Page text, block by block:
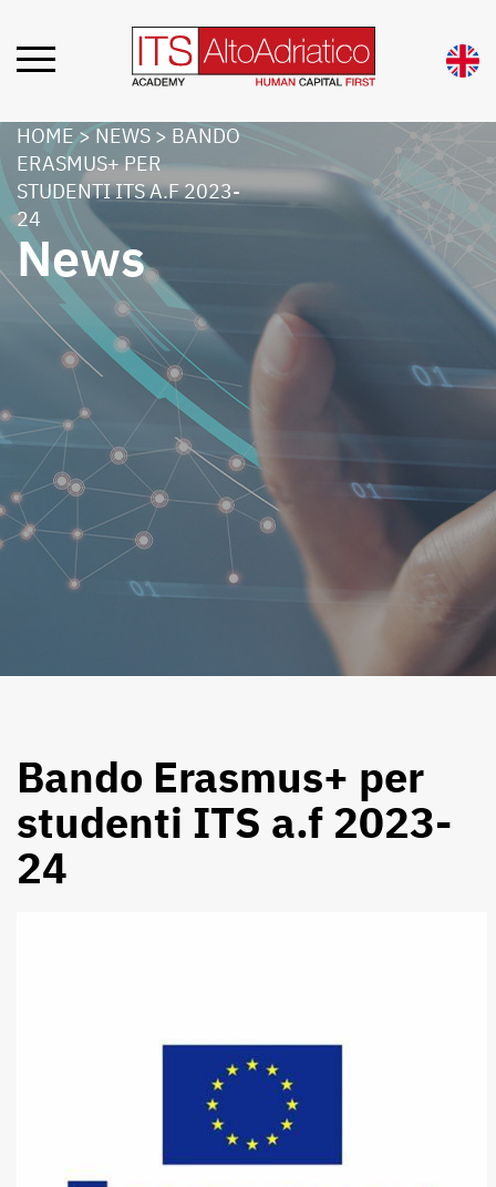
HOME>NEWS > BANDO
ERASMUS+ PER
STUDENTI ITS A.F 2023-
24
News
Bando Erasmus+ per
studenti ITS a.f 2023-
24